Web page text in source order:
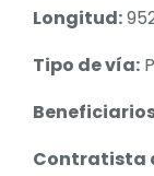
Longitud:
Tipo de vía:
Contratista